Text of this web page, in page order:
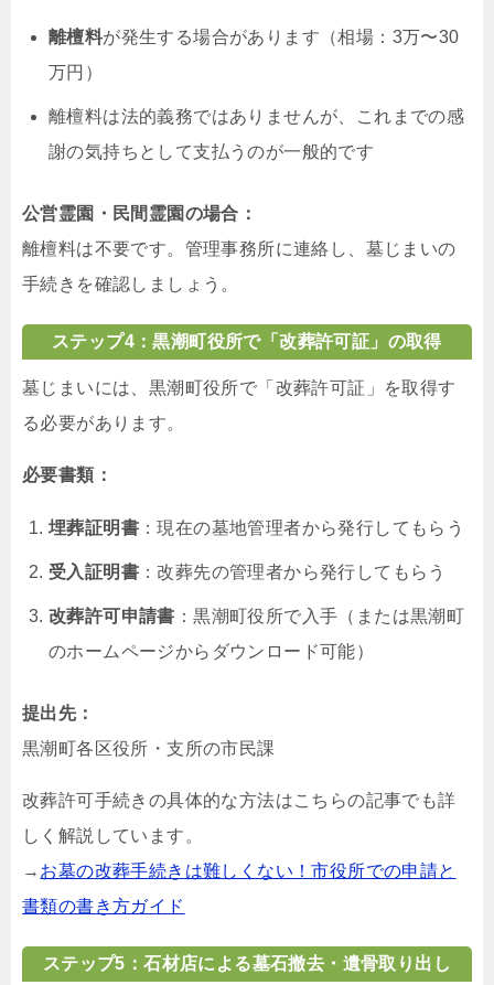
離檀料が発生する場合があります（相場：3万〜30
万円）
離檀料は法的義務ではありませんが、これまでの感
謝の気持ちとして支払うのが一般的です
公営霊園・民間霊園の場合：
離檀料は不要です。管理事務所に連絡し、墓じまいの
手続きを確認しましょう。
ステップ4：黒潮町役所で「改葬許可証」の取得
墓じまいには、黒潮町役所で「改葬許可証」を取得す
る必要があります。
必要書類：
埋葬証明書 ：現在の墓地管理者から発行してもらう
受入証明書 ：改葬先の管理者から発行してもらう
改葬許可申請書 ：黒潮町役所で入手（または黒潮町
のホームページからダウンロード可能）
提出先：
黒潮町各区役所・支所の市民課
改葬許可手続きの具体的な方法はこちらの記事でも詳
しく解説しています。
→ お墓の改葬手続きは難しくない！市役所での申請と
書類の書き方ガイド
ステップ5：石材店による墓石撤去・遺骨取り出し